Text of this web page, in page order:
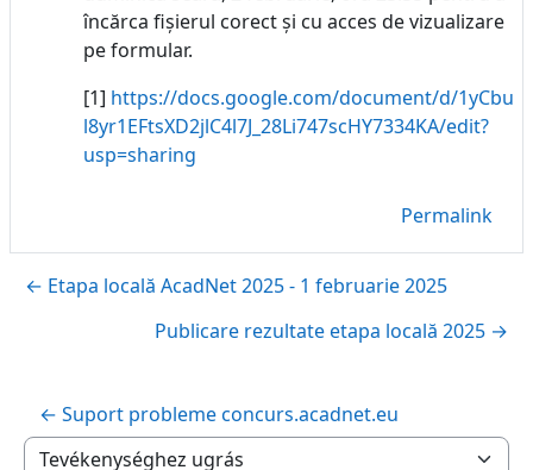
încărca fișierul corect și cu acces de vizualizare
pe formular.
[1] https://docs.google.com/document/d/1yCbuA-
l8yr1EFtsXD2jlC4l7J_28Li747scHY7334KA/edit?
usp=sharing
Permalink
← Etapa locală AcadNet 2025 - 1 februarie 2025
Publicare rezultate etapa locală 2025 →
← Suport probleme concurs.acadnet.eu